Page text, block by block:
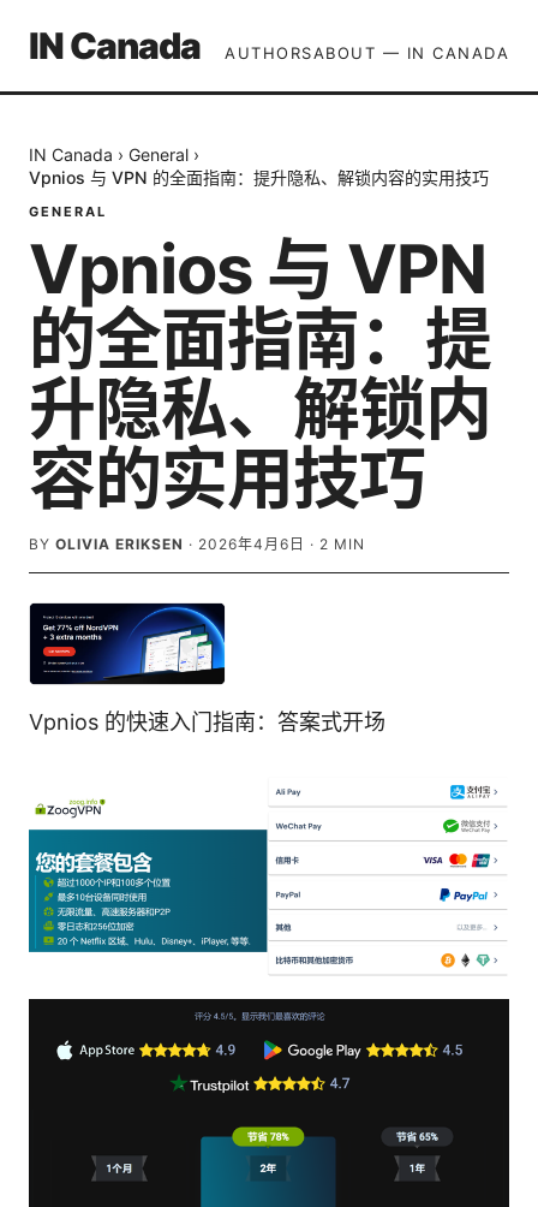
IN Canada AUTHORSABOUT — IN CANADA
IN Canada › General ›
Vpnios 与 VPN 的全面指南：提升隐私、解锁内容的实用技巧
GENERAL
Vpnios 与 VPN
的全面指南：提
升隐私、解锁内
容的实用技巧
BY OLIVIA ERIKSEN · 2026年4月6日 · 2 MIN
Vpnios 的快速入门指南：答案式开场